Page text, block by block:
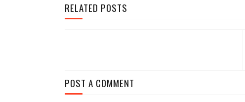
RELATED POSTS
POST A COMMENT